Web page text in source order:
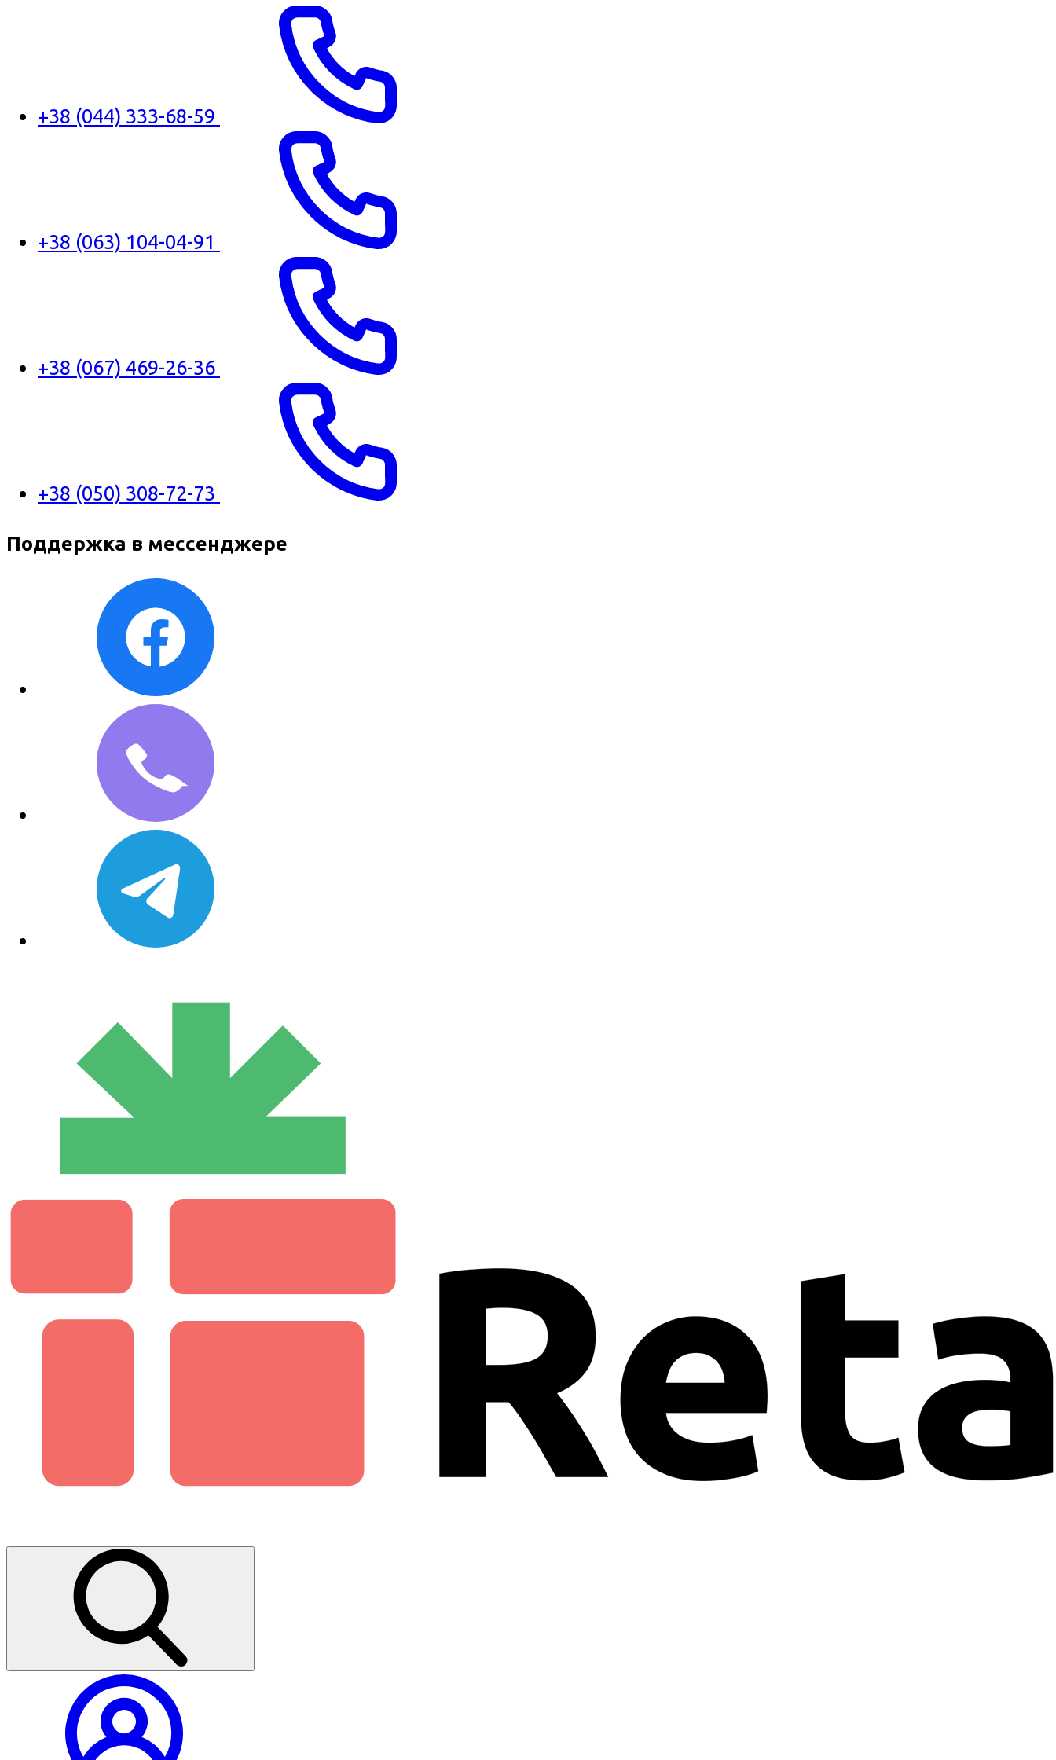
+38 (044) 333-68-59
+38 (063) 104-04-91
+38 (067) 469-26-36
+38 (050) 308-72-73
Поддержка в мессенджере